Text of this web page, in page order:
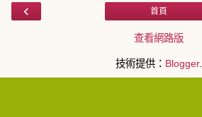
‹ 首頁
查看網路版
技術提供： Blogger.